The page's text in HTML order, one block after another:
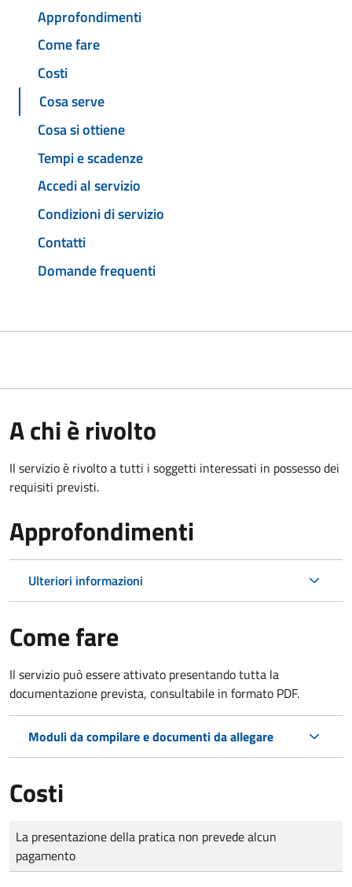
Approfondimenti
Come fare
Costi
Cosa serve
Cosa si ottiene
Tempi e scadenze
Accedi al servizio
Condizioni di servizio
Contatti
Domande frequenti
A chi è rivolto
Il servizio è rivolto a tutti i soggetti interessati in possesso dei
requisiti previsti.
Approfondimenti
Ulteriori informazioni
Come fare
Il servizio può essere attivato presentando tutta la
documentazione prevista, consultabile in formato PDF.
Moduli da compilare e documenti da allegare
Costi
Tipo di pagamento
Importo
La presentazione della pratica non prevede alcun
pagamento